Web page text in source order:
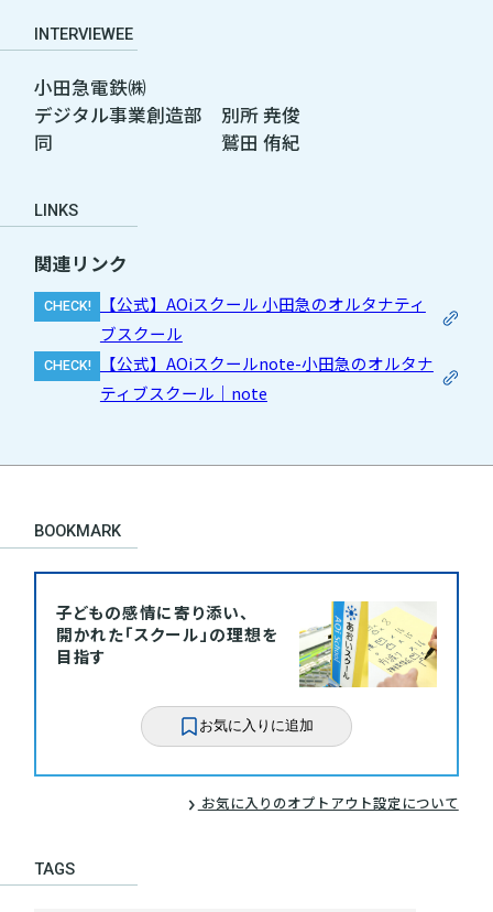
INTERVIEWEE
小田急電鉄㈱
デジタル事業創造部 別所 尭俊
同 鷲田 侑紀
LINKS
関連リンク
【公式】AOiスクール 小田急のオルタナティ
ブスクール
【公式】AOiスクールnote-小田急のオルタナ
ティブスクール｜note
BOOKMARK
子どもの感情に寄り添い、
開かれた「スクール」の理想を
目指す
お気に入りに追加
お気に入りのオプトアウト設定について
TAGS